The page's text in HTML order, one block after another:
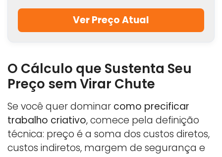
Ver Preço Atual
O Cálculo que Sustenta Seu
Preço sem Virar Chute
Se você quer dominar como precificar
trabalho criativo, comece pela definição
técnica: preço é a soma dos custos diretos,
custos indiretos, margem de segurança e